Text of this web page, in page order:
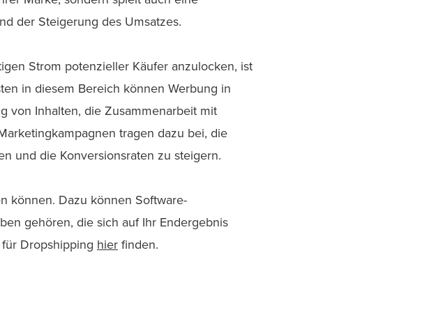
der Steigerung des Umsatzes.
Strom potenzieller Käufer anzulocken, ist
in diesem Bereich können Werbung in
von Inhalten, die Zusammenarbeit mit
tragen dazu bei, die
und die Konversionsraten zu steigern.
können. Dazu können Software-
gehören, die sich auf Ihr Endergebnis
Dropshipping hier finden.